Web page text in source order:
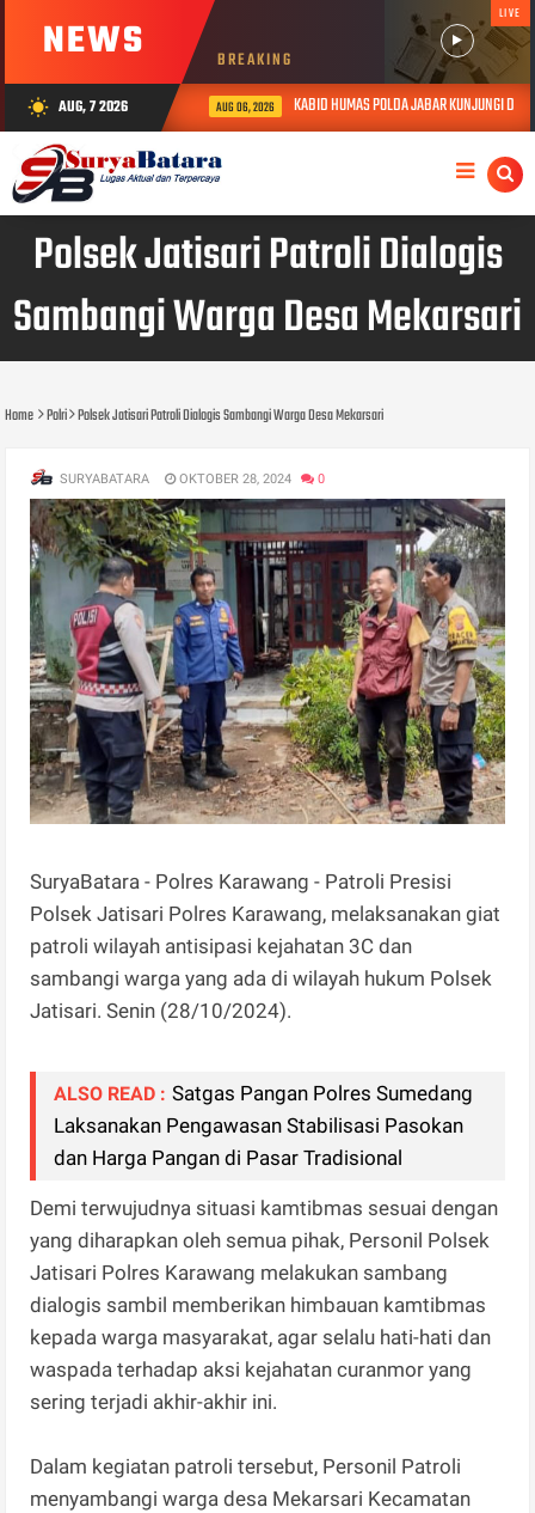
NEWS BREAKING
LIVE
wb_sunny AUG, 7 2026 AUG 06, 2026 KABID HUMAS POLDA JABAR KUNJUNGI
Polsek Jatisari Patroli Dialogis
Sambangi Warga Desa Mekarsari
Home Polri Polsek Jatisari Patroli Dialogis Sambangi Warga Desa Mekarsari
SURYABATARA OKTOBER 28, 2024 0
SuryaBatara - Polres Karawang - Patroli Presisi
Polsek Jatisari Polres Karawang, melaksanakan giat
patroli wilayah antisipasi kejahatan 3C dan
sambangi warga yang ada di wilayah hukum Polsek
Jatisari. Senin (28/10/2024).
ALSO READ : Satgas Pangan Polres Sumedang
Laksanakan Pengawasan Stabilisasi Pasokan
dan Harga Pangan di Pasar Tradisional
Demi terwujudnya situasi kamtibmas sesuai dengan
yang diharapkan oleh semua pihak, Personil Polsek
Jatisari Polres Karawang melakukan sambang
dialogis sambil memberikan himbauan kamtibmas
kepada warga masyarakat, agar selalu hati-hati dan
waspada terhadap aksi kejahatan curanmor yang
sering terjadi akhir-akhir ini.
Dalam kegiatan patroli tersebut, Personil Patroli
menyambangi warga desa Mekarsari Kecamatan